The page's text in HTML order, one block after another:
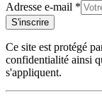
Adresse e-mail *
S'inscrire
Ce site est protégé
confidentialité ainsi
s'appliquent.